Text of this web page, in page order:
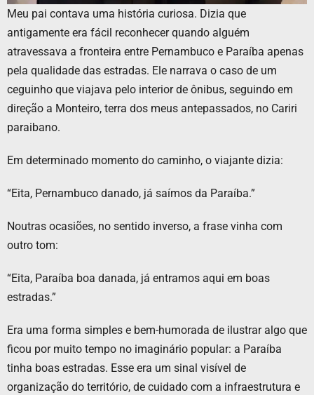
Meu pai contava uma história curiosa. Dizia que
antigamente era fácil reconhecer quando alguém
atravessava a fronteira entre Pernambuco e Paraíba apenas
pela qualidade das estradas. Ele narrava o caso de um
ceguinho que viajava pelo interior de ônibus, seguindo em
direção a Monteiro, terra dos meus antepassados, no Cariri
paraibano.
Em determinado momento do caminho, o viajante dizia:
“Eita, Pernambuco danado, já saímos da Paraíba.”
Noutras ocasiões, no sentido inverso, a frase vinha com
outro tom:
“Eita, Paraíba boa danada, já entramos aqui em boas
estradas.”
Era uma forma simples e bem-humorada de ilustrar algo que
ficou por muito tempo no imaginário popular: a Paraíba
tinha boas estradas. Esse era um sinal visível de
organização do território, de cuidado com a infraestrutura e